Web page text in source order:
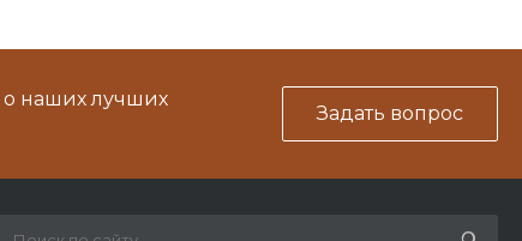
наших лучших
Задать вопрос